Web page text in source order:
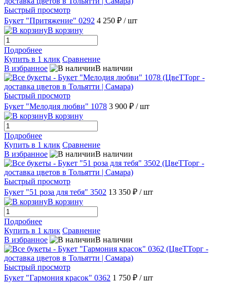
Быстрый просмотр
Букет "Притяжение" 0292 4 250 ₽ / шт
В корзину
Подробнее
Купить в 1 клик Сравнение
В избранное
В наличии
Быстрый просмотр
Букет "Мелодия любви" 1078 3 900 ₽ / шт
В корзину
Подробнее
Купить в 1 клик Сравнение
В избранное
В наличии
Быстрый просмотр
Букет "51 роза для тебя" 3502 13 350 ₽ / шт
В корзину
Подробнее
Купить в 1 клик Сравнение
В избранное
В наличии
Быстрый просмотр
Букет "Гармония красок" 0362 1 750 ₽ / шт